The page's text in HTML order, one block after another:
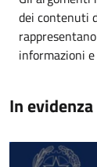
dei contenuti
informazioni
In evidenza